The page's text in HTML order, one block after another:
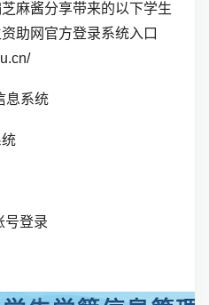
麻酱分享带来的以下学生
助网 官方登录系统入口
息系统
登录